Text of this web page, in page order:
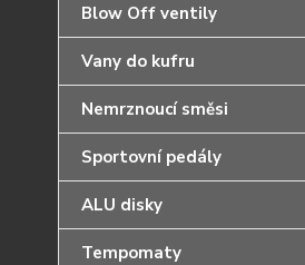
Blow Off ventily
Vany do kufru
Nemrznoucí směsi
Sportovní pedály
ALU disky
Tempomaty